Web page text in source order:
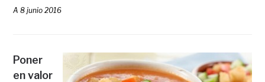
A8 junio 2016
Poner
en valor